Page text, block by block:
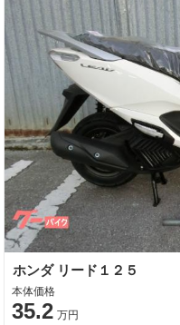
ホンダ リード１２５
本体価格
35.2 万円